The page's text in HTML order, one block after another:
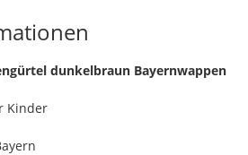
dunkelbraun Bayernwappen
Kinder